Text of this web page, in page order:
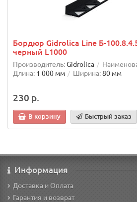
Бордюр Gidrolica Line Б-
черный L1000
Производитель:Gidrolica
Длина: 1 000 мм Ширина:80 мм
230 р.
В корзину Быстрый заказ
Информация
Доставка и Оплата
Гарантия и возврат